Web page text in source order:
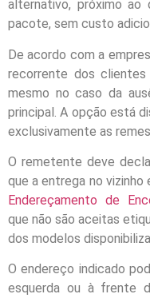
alternativo, próximo ao
pacote, sem custo
De acordo com a
recorrente dos
mesmo no caso da
principal. A opção está
exclusivamente as
O remetente deve
que a entrega no
Endereçamento de
que não são aceitas
dos modelos
O endereço indicado
esquerda ou à frente